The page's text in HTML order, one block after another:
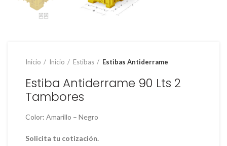
Inicio Inicio Estibas Estibas Antiderrame
Estiba Antiderrame 90 Lts 2
Tambores
Color: Amarillo – Negro
Solicita tu cotización.